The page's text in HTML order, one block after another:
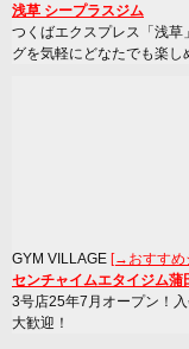
浅草 シープラスジム
つくばエクスプレス「浅
グを気軽にどなたでも楽し
GYM VILLAGE [→おすすめ
センチャイムエタイジム蒲
3号店25年7月オープン！
大歓迎！